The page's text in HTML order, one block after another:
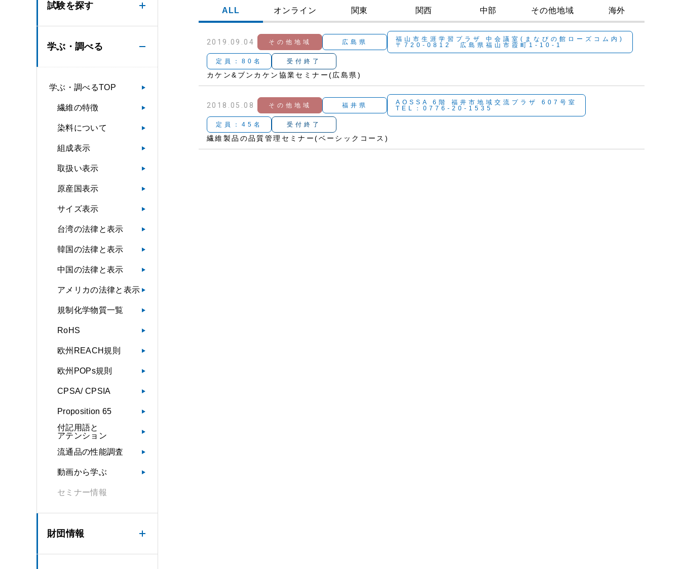
試験を探す
学ぶ・調べる
学ぶ・調べるTOP
繊維の特徴
染料について
組成表示
取扱い表示
原産国表示
サイズ表示
台湾の法律と表示
韓国の法律と表示
中国の法律と表示
アメリカの法律と表示
規制化学物質一覧
RoHS
欧州REACH規則
欧州POPs規則
CPSA/ CPSIA
Proposition 65
付記用語と
アテンション
流通品の性能調査
動画から学ぶ
セミナー情報
財団情報
ALL オンライン 関東 関西 中部 その他地域 海外
2019.09.04 その他地域 広島県
福山市生涯学習プラザ 中会議室(まなびの館ローズコム内)
〒720-0812 広島県福山市霞町1-10-1
定員：80名 受付終了
カケン&ブンカケン協業セミナー(広島県)
2018.05.08 その他地域 福井県
AOSSA 6階 福井市地域交流プラザ 607号室
TEL：0776-20-1535
定員：45名 受付終了
繊維製品の品質管理セミナー(ベーシックコース)